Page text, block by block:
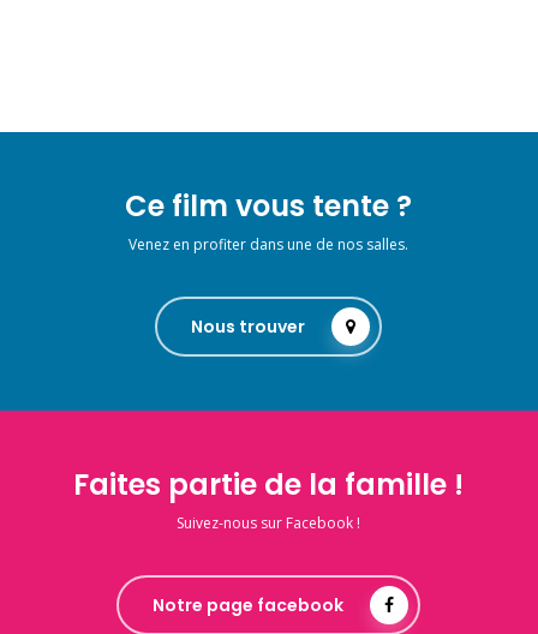
Ce film vous tente ?
Venez en profiter dans une de nos salles.
Nous trouver
Faites partie de la famille !
Suivez-nous sur Facebook !
Notre page facebook